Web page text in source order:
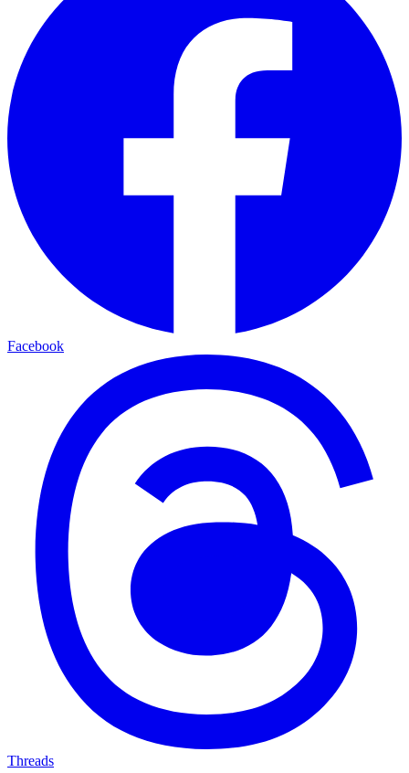
Facebook
Threads